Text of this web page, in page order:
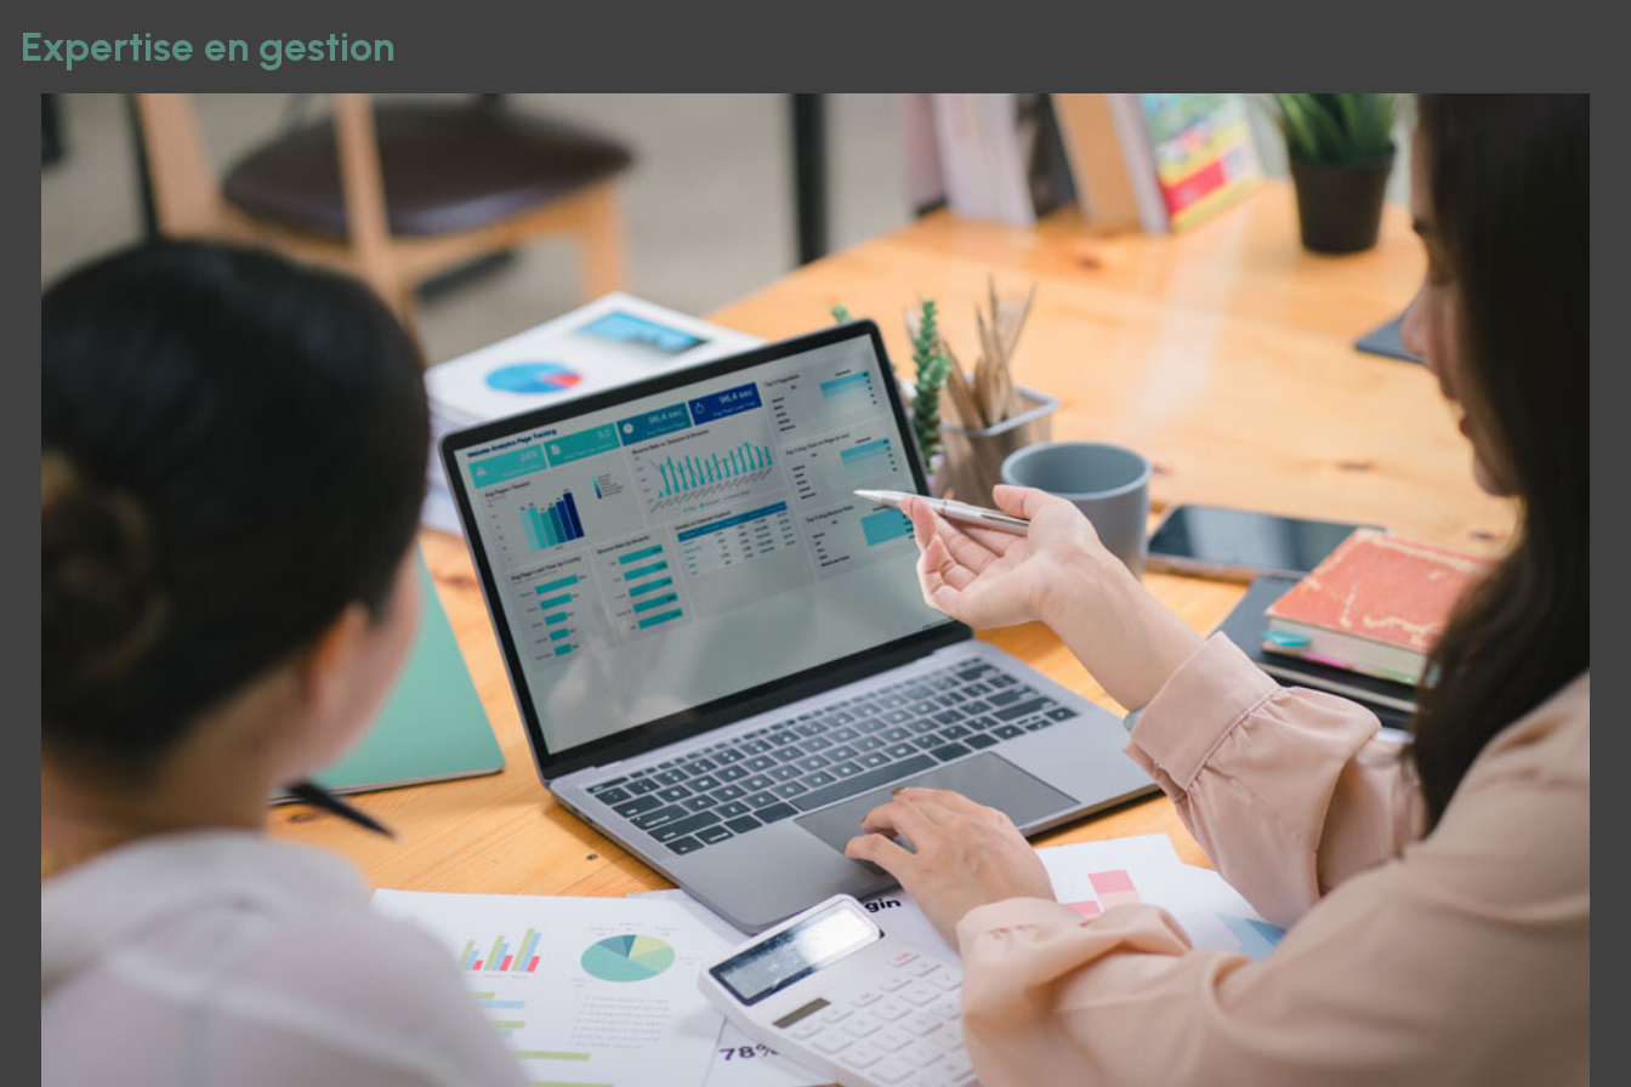
Expertise en gestion